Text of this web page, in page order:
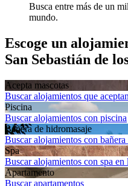
Busca entre más de un
mundo.
Escoge un
San Sebastián de
Acepta mascotas
Buscar alojamientos que
Piscina
Buscar alojamientos con piscina
Bañera de hidromasaje
Buscar alojamientos con
Spa
Buscar alojamientos con spa en
Apartamento
Buscar apartamentos